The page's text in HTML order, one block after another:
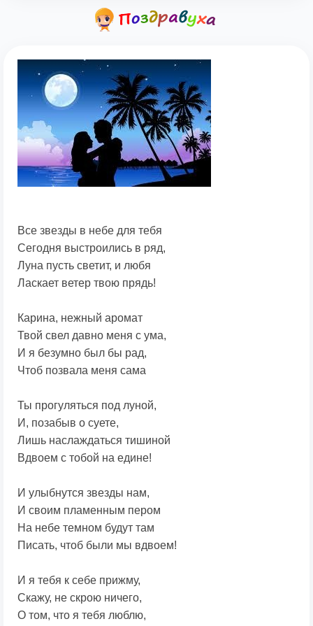
Все звезды в небе для тебя
Сегодня выстроились в ряд,
Луна пусть светит, и любя
Ласкает ветер твою прядь!
Карина, нежный аромат
Твой свел давно меня с ума,
И я безумно был бы рад,
Чтоб позвала меня сама
Ты прогуляться под луной,
И, позабыв о суете,
Лишь наслаждаться тишиной
Вдвоем с тобой на едине!
И улыбнутся звезды нам,
И своим пламенным пером
На небе темном будут там
Писать, чтоб были мы вдвоем!
И я тебя к себе прижму,
Скажу, не скрою ничего,
О том, что я тебя люблю,